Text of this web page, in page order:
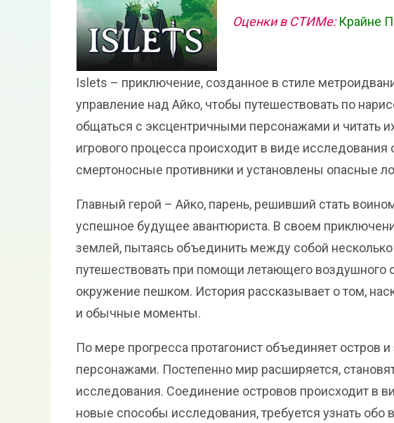
Оценки в СТИМе: Крайне
Islets – приключение, созданное в стиле
управление над Айко, чтобы путешествовать по
общаться с эксцентричными персонажами и читать
игрового процесса происходит в виде
смертоносные противники и установлены опасные
Главный герой – Айко, парень, решивший стать
успешное будущее авантюриста. В своем
землей, пытаясь объединить между собой
путешествовать при помощи летающего воздушного
окружение пешком. История рассказывает о том,
и обычные моменты.
По мере прогресса протагонист объединяет остров
персонажами. Постепенно мир расширяется,
исследования. Соединение островов происходит в
новые способы исследования, требуется узнать